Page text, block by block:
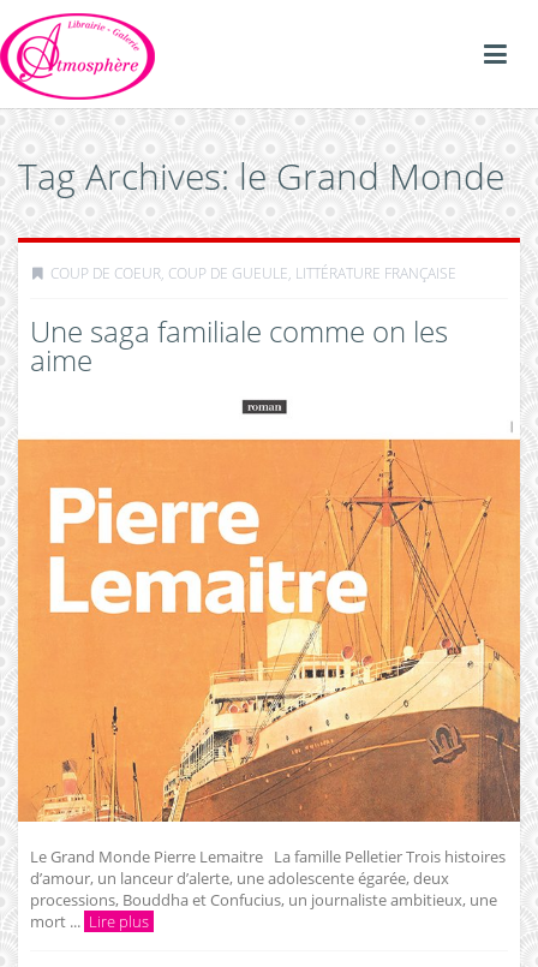
Tag Archives: le Grand Monde
COUP DE COEUR, COUP DE GUEULE, LITTÉRATURE FRANÇAISE
Une saga familiale comme on les
aime
Le Grand Monde Pierre Lemaitre La famille Pelletier Trois histoires
d’amour, un lanceur d’alerte, une adolescente égarée, deux
processions, Bouddha et Confucius, un journaliste ambitieux, une
mort ... Lire plus